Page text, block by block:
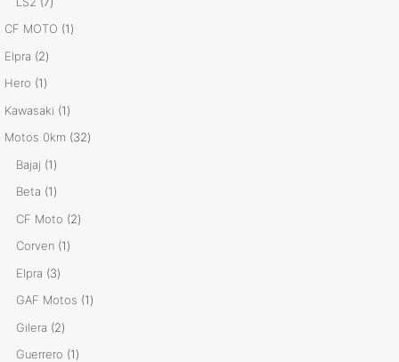
productos
CF MOTO 11
Elpra 22
productos
Hero 11
producto
Kawasaki 11
producto
Motos 0km 3232
Bajaj 11
producto
Beta 11
producto
CF Moto 22
Corven 11
Elpra 33
productos
GAF Motos 11
Gilera 22
productos
Guerrero 11